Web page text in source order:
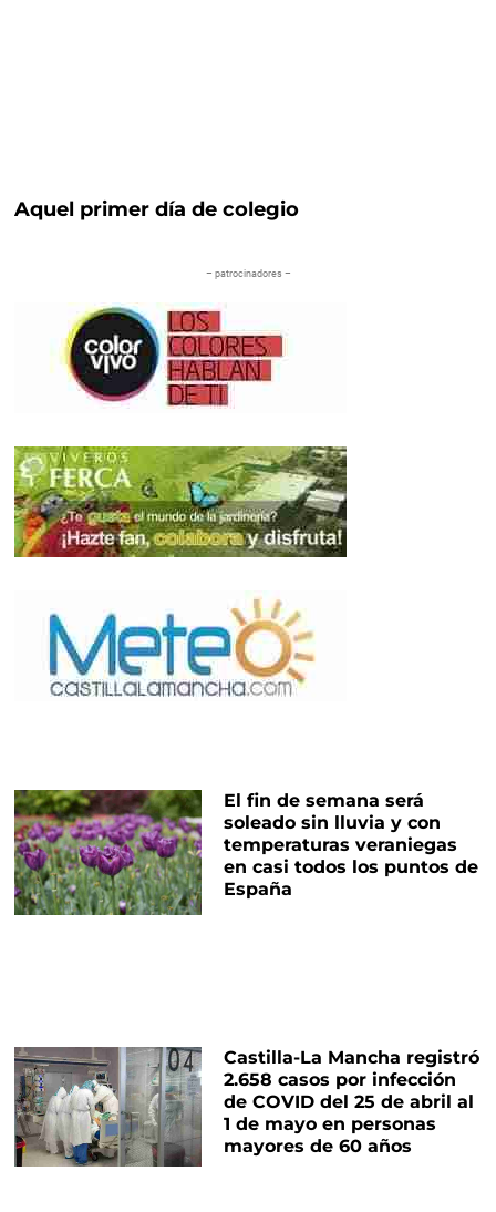
Aquel primer día de colegio
– patrocinadores –
El fin de semana será
soleado sin lluvia y con
temperaturas veraniegas
en casi todos los puntos de
España
Castilla-La Mancha registró
2.658 casos por infección
de COVID del 25 de abril al
1 de mayo en personas
mayores de 60 años